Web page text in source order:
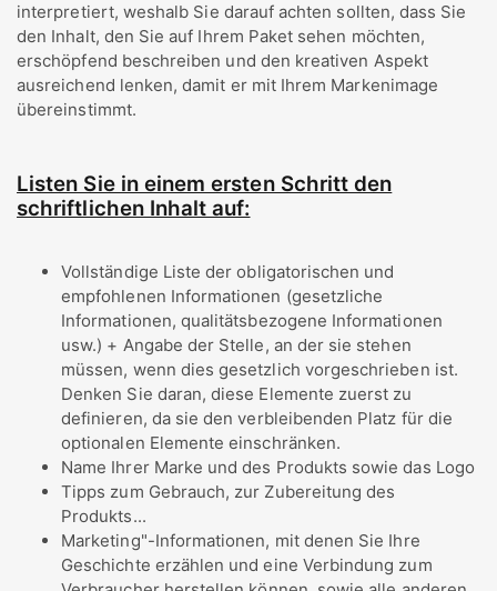
interpretiert, weshalb Sie darauf achten sollten, dass Sie
den Inhalt, den Sie auf Ihrem Paket sehen möchten,
erschöpfend beschreiben und den kreativen Aspekt
ausreichend lenken, damit er mit Ihrem Markenimage
übereinstimmt.
Listen Sie in einem ersten Schritt den
schriftlichen Inhalt auf:
Vollständige Liste der obligatorischen und
empfohlenen Informationen (gesetzliche
Informationen, qualitätsbezogene Informationen
usw.) + Angabe der Stelle, an der sie stehen
müssen, wenn dies gesetzlich vorgeschrieben ist.
Denken Sie daran, diese Elemente zuerst zu
definieren, da sie den verbleibenden Platz für die
optionalen Elemente einschränken.
Name Ihrer Marke und des Produkts sowie das Logo
Tipps zum Gebrauch, zur Zubereitung des
Produkts...
Marketing"-Informationen, mit denen Sie Ihre
Geschichte erzählen und eine Verbindung zum